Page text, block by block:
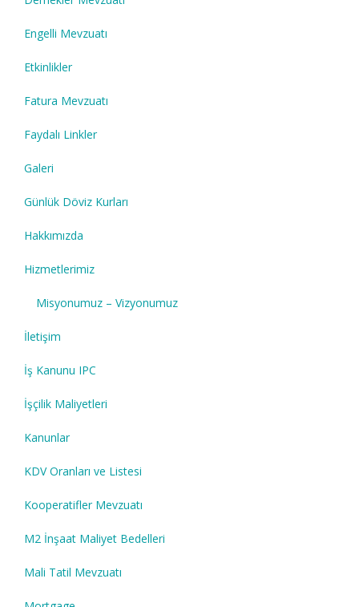
Engelli Mevzuatı
Etkinlikler
Fatura Mevzuatı
Faydalı Linkler
Galeri
Günlük Döviz Kurları
Hakkımızda
Hizmetlerimiz
Misyonumuz – Vizyonumuz
İletişim
İş Kanunu IPC
İşçilik Maliyetleri
Kanunlar
KDV Oranları ve Listesi
Kooperatifler Mevzuatı
M2 İnşaat Maliyet Bedelleri
Mali Tatil Mevzuatı